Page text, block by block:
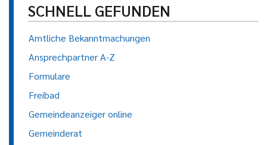
SCHNELL GEFUNDEN
Amtliche Bekanntmachungen
Ansprechpartner A-Z
Formulare
Freibad
Gemeindeanzeiger online
Gemeinderat